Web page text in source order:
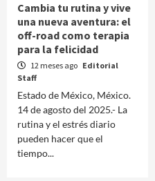
Cambia tu rutina y vive
una nueva aventura: el
off-road como terapia
para la felicidad
12 meses ago Editorial
Staff
Estado de México, México.
14 de agosto del 2025.- La
rutina y el estrés diario
pueden hacer que el
tiempo...